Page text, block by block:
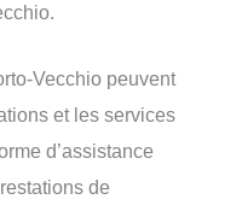
Vecchio peuvent
et les services
d’assistance
de